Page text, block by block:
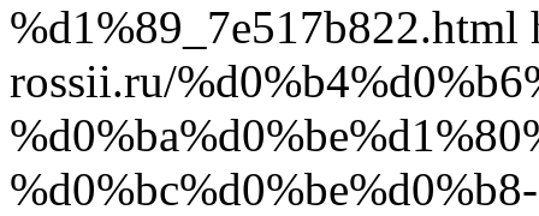
%d1%89_7e517b822.html
rossii.ru/
%d0%bc%d0%be%d0%b8-